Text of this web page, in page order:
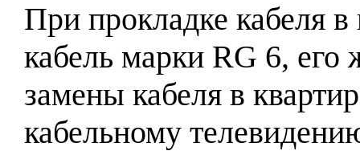
При прокладке кабеля
кабель марки RG 6,
замены кабеля в
кабельному